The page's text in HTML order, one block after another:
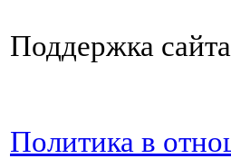
Поддержка
Политика в